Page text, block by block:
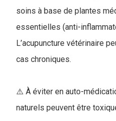
soins à base de plantes
essentielles (anti-
L’acupuncture vétérinaire
cas chroniques.
⚠️ À éviter en auto-
naturels peuvent être